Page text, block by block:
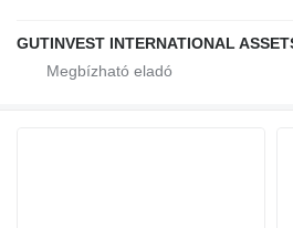
GUTINVEST INTERNATIONAL